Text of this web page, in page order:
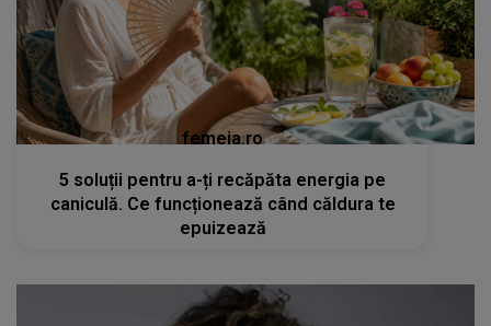
femeia.ro
5 soluții pentru a-ți recăpăta energia pe
caniculă. Ce funcționează când căldura te
epuizează